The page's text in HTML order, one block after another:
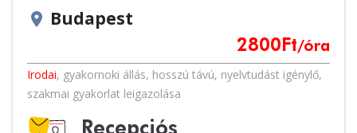
location_on Budapest
2800 Ft/óra
Irodai, gyakornoki állás, hosszú távú, nyelvtudást igénylő,
szakmai gyakorlat leigazolása
Recepciós